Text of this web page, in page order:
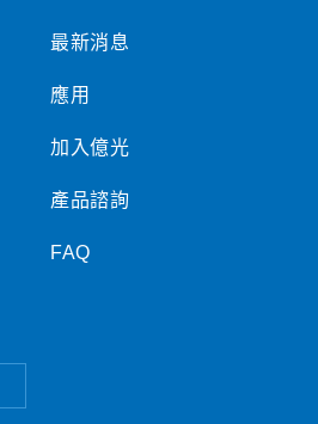
最新消息
應用
加入億光
產品諮詢
FAQ